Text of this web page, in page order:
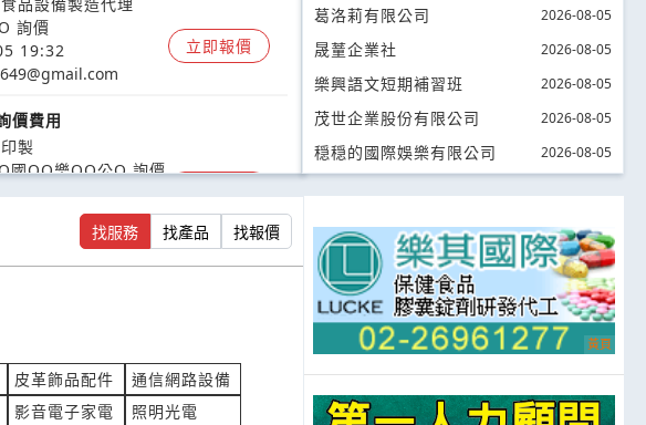
詢價
19:32
立即報價
製
國OO樂OO公O 詢價
18:07
立即報價
用電 提供約30組的攤位供電
工製造代理
200,INSERT
測儀器製造代理
葛洛莉有限公司 2026-08-05
晟蕫企業社 2026-08-05
樂興語文短期補習班 2026-08-05
茂世企業股份有限公司 2026-08-05
穏穏的國際娛樂有限公司 2026-08-05
找服務 找產品 找報價
皮革飾品配件
通信網路設備
影音電子家電
照明光電